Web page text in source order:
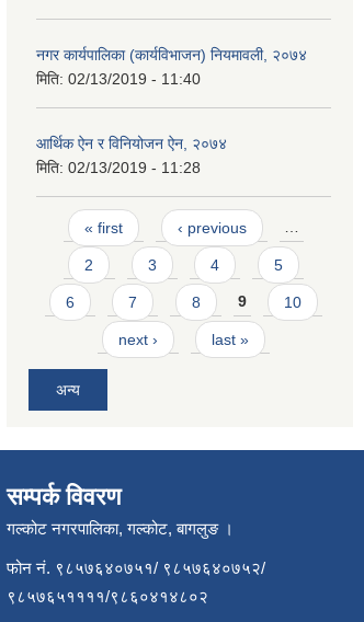
नगर कार्यपालिका (कार्यविभाजन) नियमावली, २०७४
मिति: 02/13/2019 - 11:40
आर्थिक ऐन र विनियोजन ऐन, २०७४
मिति: 02/13/2019 - 11:28
Pages
« first ‹ previous …
2 3 4 5
6 7 8 9 10
next › last »
अन्य
सम्पर्क विवरण
गल्कोट नगरपालिका, गल्कोट, बागलुङ ।
फोन नं. ९८५७६४०७५१/ ९८५७६४०७५२/
९८५७६५११११/९८६०४१४८०२